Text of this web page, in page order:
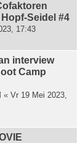
Seidel #4
17:43
interview
Camp
« Vr 19 Mei 2023,